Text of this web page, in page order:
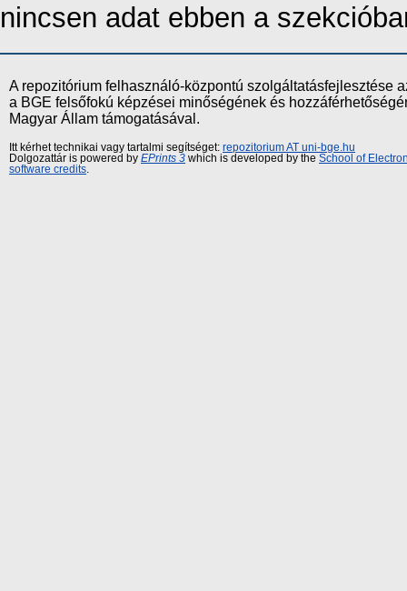
nincsen adat ebben a
A repozitórium felhasználó-központú szolgáltatásfejlesztése
a BGE felsőfokú képzései minőségének és
Magyar Állam támogatásával.
Itt kérhet technikai vagy tartalmi segítséget: repozitorium AT uni-bge.hu
Dolgozattár is powered by EPrints 3 which is developed by the School of
software credits